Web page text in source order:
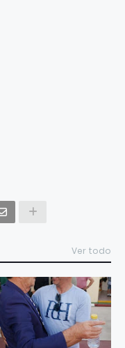
Ver todo